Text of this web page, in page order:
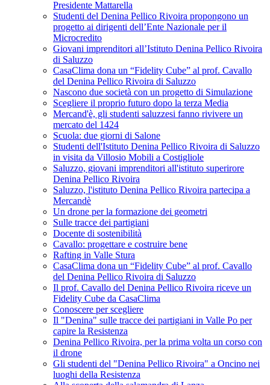
Presidente Mattarella
Studenti del Denina Pellico Rivoira propongono un
progetto ai dirigenti dell’Ente Nazionale per il
Microcredito
Giovani imprenditori all’Istituto Denina Pellico Rivoira
di Saluzzo
CasaClima dona un “Fidelity Cube” al prof. Cavallo
del Denina Pellico Rivoira di Saluzzo
Nascono due società con un progetto di Simulazione
Scegliere il proprio futuro dopo la terza Media
Mercand'è, gli studenti saluzzesi fanno rivivere un
mercato del 1424
Scuola: due giorni di Salone
Studenti dell'Istituto Denina Pellico Rivoira di Saluzzo
in visita da Villosio Mobili a Costigliole
Saluzzo, giovani imprenditori all'istituto superirore
Denina Pellico Rivoira
Saluzzo, l'istituto Denina Pellico Rivoira partecipa a
Mercandè
Un drone per la formazione dei geometri
Sulle tracce dei partigiani
Docente di sostenibilità
Cavallo: progettare e costruire bene
Rafting in Valle Stura
CasaClima dona un “Fidelity Cube” al prof. Cavallo
del Denina Pellico Rivoira di Saluzzo
Il prof. Cavallo del Denina Pellico Rivoira riceve un
Fidelity Cube da CasaClima
Conoscere per scegliere
Il "Denina" sulle tracce dei partigiani in Valle Po per
capire la Resistenza
Denina Pellico Rivoira, per la prima volta un corso con
il drone
Gli studenti del "Denina Pellico Rivoira" a Oncino nei
luoghi della Resistenza